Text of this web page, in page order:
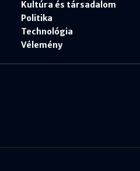
Kultúra és társadalom
Politika
Technológia
Vélemény